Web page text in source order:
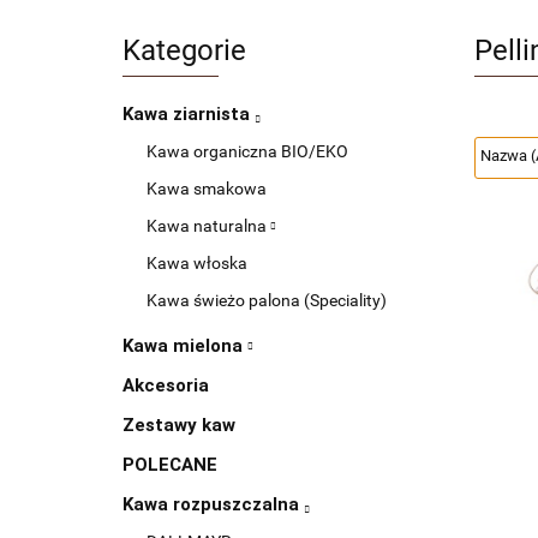
Kategorie
Kawa ziarnista
Kawa organiczna BIO/EKO
Kawa smakowa
Kawa naturalna
Kawa włoska
Kawa świeżo palona (Speciality)
Kawa mielona
Akcesoria
Zestawy kaw
POLECANE
Kawa rozpuszczalna